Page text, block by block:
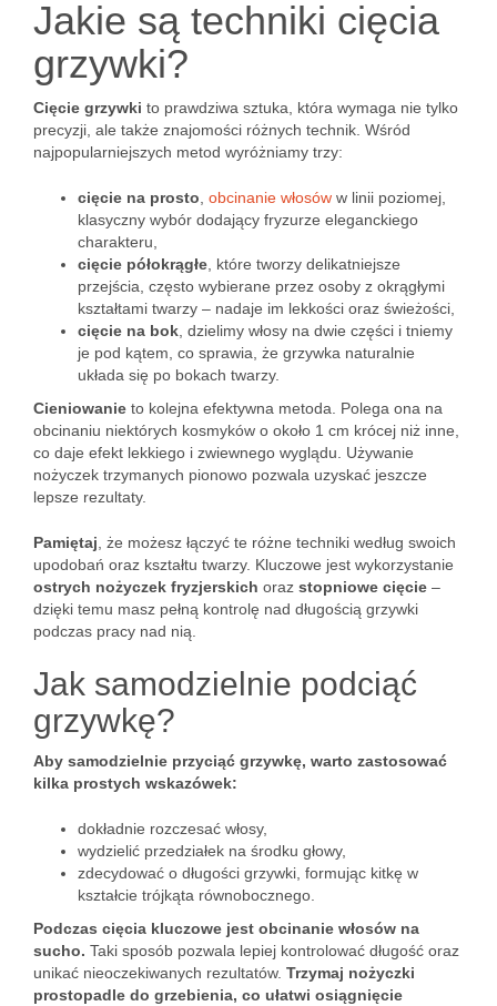
Jakie są techniki cięcia
grzywki?
Cięcie grzywki to prawdziwa sztuka, która wymaga nie tylko
precyzji, ale także znajomości różnych technik. Wśród
najpopularniejszych metod wyróżniamy trzy:
cięcie na prosto obcinanie włosów w linii poziomej,
klasyczny wybór dodający fryzurze eleganckiego
charakteru,
cięcie półokrągłe , które tworzy delikatniejsze
przejścia, często wybierane przez osoby z okrągłymi
kształtami twarzy – nadaje im lekkości oraz świeżości,
cięcie na bok , dzielimy włosy na dwie części i tniemy
je pod kątem, co sprawia, że grzywka naturalnie
układa się po bokach twarzy.
Cieniowanie to kolejna efektywna metoda. Polega ona na
obcinaniu niektórych kosmyków o około 1 cm krócej niż inne,
co daje efekt lekkiego i zwiewnego wyglądu. Używanie
nożyczek trzymanych pionowo pozwala uzyskać jeszcze
lepsze rezultaty.
Pamiętaj , że możesz łączyć te różne techniki według swoich
upodobań oraz kształtu twarzy. Kluczowe jest wykorzystanie
ostrych nożyczek fryzjerskich oraz stopniowe cięcie –
dzięki temu masz pełną kontrolę nad długością grzywki
podczas pracy nad nią.
Jak samodzielnie podciąć
grzywkę?
Aby samodzielnie przyciąć grzywkę, warto zastosować
kilka prostych wskazówek:
dokładnie rozczesać włosy,
wydzielić przedziałek na środku głowy,
zdecydować o długości grzywki, formując kitkę w
kształcie trójkąta równobocznego.
Podczas cięcia kluczowe jest obcinanie włosów na
sucho. Taki sposób pozwala lepiej kontrolować długość oraz
unikać nieoczekiwanych rezultatów. Trzymaj nożyczki
prostopadle do grzebienia, co ułatwi osiągnięcie